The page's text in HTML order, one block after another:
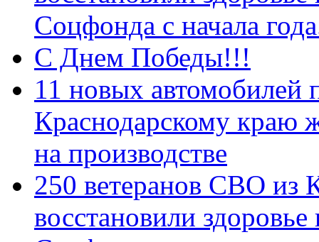
Соцфонда с начала
С Днем Победы!!!
11 новых автомобилей
Краснодарскому краю
на производстве
250 ветеранов СВО из
восстановили